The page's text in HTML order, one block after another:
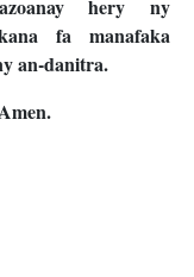
hery ny
fa manafaka
an-danitra.